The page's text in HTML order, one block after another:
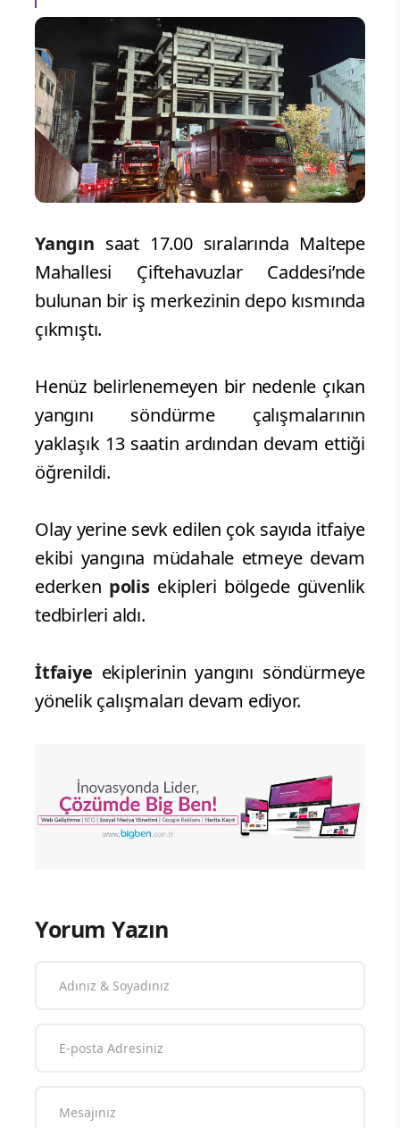
Yangın saat 17.00 sıralarında Maltepe
Mahallesi Çiftehavuzlar Caddesi’nde
bulunan bir iş merkezinin depo kısmında
çıkmıştı.
Henüz belirlenemeyen bir nedenle çıkan
yangını söndürme çalışmalarının
yaklaşık 13 saatin ardından devam ettiği
öğrenildi.
Olay yerine sevk edilen çok sayıda itfaiye
ekibi yangına müdahale etmeye devam
ederken polis ekipleri bölgede güvenlik
tedbirleri aldı.
İtfaiye ekiplerinin yangını söndürmeye
yönelik çalışmaları devam ediyor.
Yorum Yazın